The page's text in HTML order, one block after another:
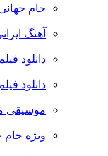
جام جهانی
آهنگ
دانلود
دانلود
موسیقی
ویژه جام جهانی